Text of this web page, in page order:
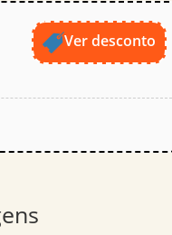
Ver desconto